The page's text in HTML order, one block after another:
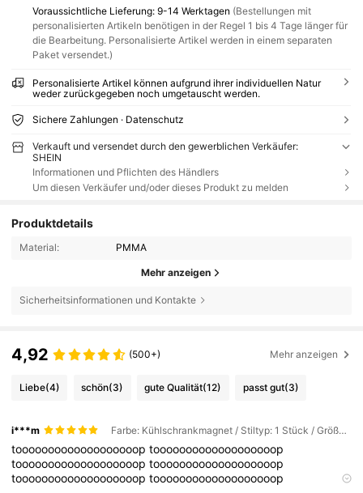
Voraussichtliche Lieferung: 9-14 Werktagen (Bestellungen mit
personalisierten Artikeln benötigen in der Regel 1 bis 4 Tage länger für
die Bearbeitung. Personalisierte Artikel werden in einem separaten
Paket versendet.)
Personalisierte Artikel können aufgrund ihrer individuellen Natur
weder zurückgegeben noch umgetauscht werden.
Sichere Zahlungen · Datenschutz
Verkauft und versendet durch den gewerblichen Verkäufer:
SHEIN
Informationen und Pflichten des Händlers
Um diesen Verkäufer und/oder dieses Produkt zu melden
Produktdetails
Material: PMMA
Mehr anzeigen
Sicherheitsinformationen und Kontakte
4,92 (500+) Mehr anzeigen
Liebe(4) schön(3) gute Qualität(12) passt gut(3)
i***m Farbe: Kühlschrankmagnet / Stiltyp: 1 Stück / Größe: 6*6cm rund
toooooooooooooooooooptooooooooooooooooooop
toooooooooooooooooooptooooooooooooooooooop
toooooooooooooooooooptooooooooooooooooooop